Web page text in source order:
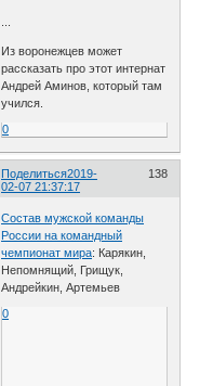
Из воронежцев может
рассказать про этот интернат
Андрей Аминов, который там
учился.
0
Поделиться 138
2019-
02-07 21:37:17
Состав мужской команды
России на командный
чемпионат мира: Карякин,
Непомнящий, Грищук,
Андрейкин, Артемьев
0